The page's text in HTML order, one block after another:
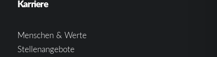
Karriere
Menschen & Werte
Stellenangebote